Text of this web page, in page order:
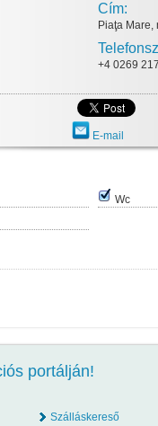
Cím:
Piaţa Mare,
+4 0269
E-mail
Wc
portálján!
Szálláskereső